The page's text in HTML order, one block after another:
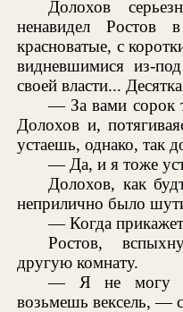
Долохов
ненавидел
красноватые, с
видневшимися из-
своей власти...
— За вами сорок
Долохов и,
устаешь, однако, так
— Да, и я тоже
Долохов, как
неприлично было
— Когда
Ростов,
другую комнату.
— Я не могу
возьмешь вексель, —